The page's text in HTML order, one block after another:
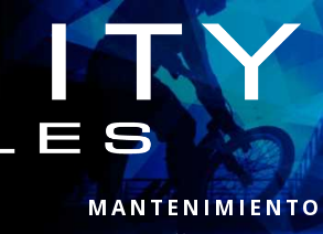
MANTENIMIENTO